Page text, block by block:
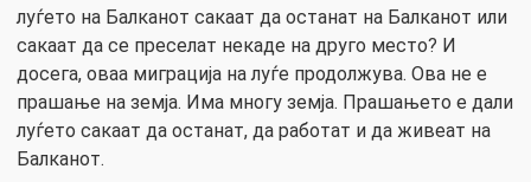
луѓето на Балканот сакаат да останат на Балканот или
сакаат да се преселат некаде на друго место? И
досега, оваа миграција на луѓе продолжува. Ова не е
прашање на земја. Има многу земја. Прашањето е дали
луѓето сакаат да останат, да работат и да живеат на
Балканот.